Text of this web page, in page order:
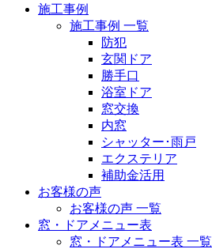
施工事例
施工事例 一覧
防犯
玄関ドア
勝手口
浴室ドア
窓交換
内窓
シャッター･雨戸
エクステリア
補助金活用
お客様の声
お客様の声 一覧
窓・ドアメニュー表
窓・ドアメニュー表 一覧